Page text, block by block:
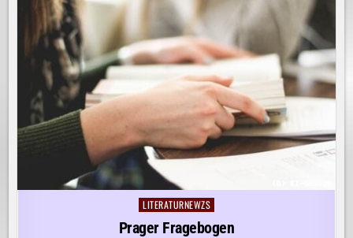
Posted
LITERATURNEWZS
Prager Fragebogen